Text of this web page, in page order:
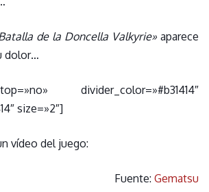
de la Doncella Valkyrie» aparece
dolor…
divider_color=»#b31414″
size=»2″]
vídeo del juego:
Fuente: Gematsu